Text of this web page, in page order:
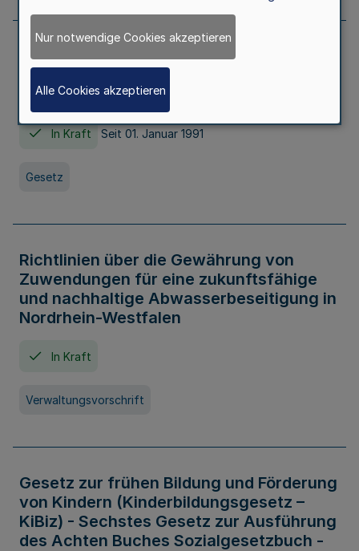
Erstes Gesetz zur Ausführung des
Kinder- und Jugendhilfegesetzes - AG -
KJHG -
In Kraft Seit 01. Januar 1991
Gesetz
Richtlinien über die Gewährung von
Zuwendungen für eine zukunftsfähige
und nachhaltige Abwasserbeseitigung in
Nordrhein-Westfalen
In Kraft
Verwaltungsvorschrift
Gesetz zur frühen Bildung und Förderung
von Kindern (Kinderbildungsgesetz –
KiBiz) - Sechstes Gesetz zur Ausführung
des Achten Buches Sozialgesetzbuch -
Nur notwendige Cookies akzeptieren
Alle Cookies akzeptieren